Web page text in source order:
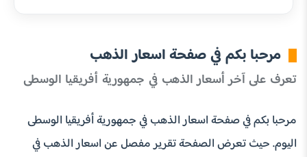
مرحبا بكم في صفحة اسعار الذهب
تعرف على آخر أسعار الذهب في جمهورية أفريقيا الوسطى
مرحبا بكم في صفحة اسعار الذهب في جمهورية أفريقيا الوسطى
اليوم. حيث تعرض الصفحة تقرير مفصل عن اسعار الذهب في